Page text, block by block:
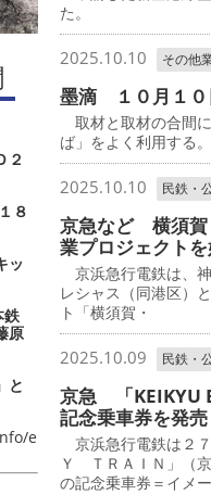
２
８
ッ
鉄
原
と
e
た。
2025.10.10 その他
墨滴 １０月１０
取材と取材の合間
ば」をよく利用する。
2025.10.10 民鉄・
京急など 横須賀
業プロジェクト
京浜急行電鉄は、
レシャス（同港区）
ト「横須賀・
2025.10.09 民鉄・
京急 「KEIKYU
記念乗車券を発売
京浜急行電鉄は２
Ｙ ＴＲＡＩＮ」（
の記念乗車券＝イメ